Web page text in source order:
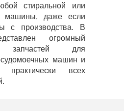
стиральной или
машины, даже если
с производства. В
огромный
запчастей для
машин и
практически всех